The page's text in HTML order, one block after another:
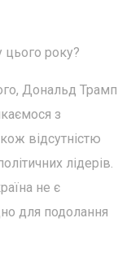
цього року?
Дональд Трамп
з
відсутністю
лідерів.
не є
для подолання